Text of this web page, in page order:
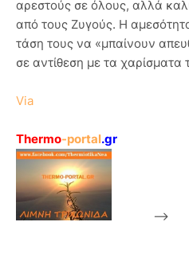
αρεστούς σε όλους, αλλά
από τους Ζυγούς. Η
τάση τους να «μπαίνουν
σε αντίθεση με τα
Via
Thermo-portal.gr
-->